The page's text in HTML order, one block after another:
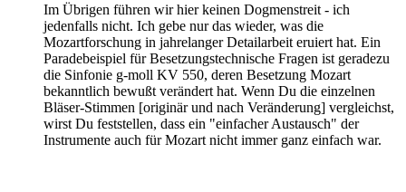
Im Übrigen führen wir hier keinen Dogmenstreit - ich
jedenfalls nicht. Ich gebe nur das wieder, was die
Mozartforschung in jahrelanger Detailarbeit eruiert hat. Ein
Paradebeispiel für Besetzungstechnische Fragen ist geradezu
die Sinfonie g-moll KV 550, deren Besetzung Mozart
bekanntlich bewußt verändert hat. Wenn Du die einzelnen
Bläser-Stimmen [originär und nach Veränderung] vergleichst,
wirst Du feststellen, dass ein "einfacher Austausch" der
Instrumente auch für Mozart nicht immer ganz einfach war.